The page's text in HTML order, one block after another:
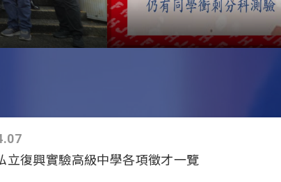
立復興實驗高級中學各項徵才一覽